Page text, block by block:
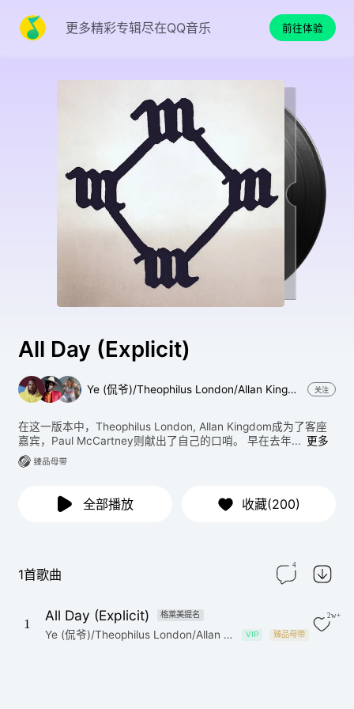
更多精彩专辑尽在QQ音乐 前往体验
All Day (Explicit)
Ye (侃爷)/Theophilus London/Allan Kingdom/Paul McCartney 关注
在这一版本中，Theophilus London, Allan Kingdom成为了客座
嘉宾，Paul McCartney则献出了自己的口哨。 早在去年... 更多
全部播放 收藏(200)
1首歌曲
4
1
All Day (Explicit) 格莱美提名
Ye (侃爷)/Theophilus London/Allan Kingdom/Paul McCartney VIP 臻品母带
2w+